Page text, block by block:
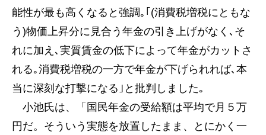
能性が最も高くなると強調｡｢(消費税増税にともな
う)物価上昇分に見合う年金の引き上げがなく､そ
れに加え､実質賃金の低下によって年金がカットさ
れる｡消費税増税の一方で年金が下げられれば､本
当に深刻な打撃になる｣と批判しました｡
小池氏は、「国民年金の受給額は平均で月５万
円だ。そういう実態を放置したまま、とにかく一